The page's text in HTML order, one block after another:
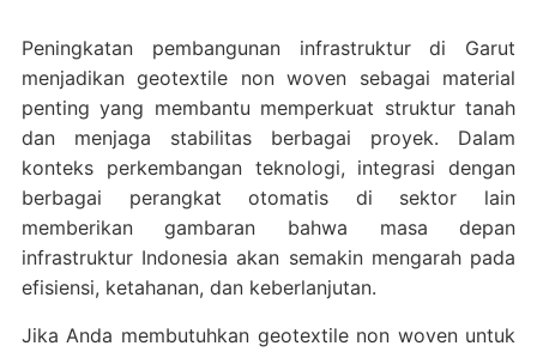
Peningkatan pembangunan infrastruktur di Garut
menjadikan geotextile non woven sebagai material
penting yang membantu memperkuat struktur tanah
dan menjaga stabilitas berbagai proyek. Dalam
konteks perkembangan teknologi, integrasi dengan
berbagai perangkat otomatis di sektor lain
memberikan gambaran bahwa masa depan
infrastruktur Indonesia akan semakin mengarah pada
efisiensi, ketahanan, dan keberlanjutan.
Jika Anda membutuhkan geotextile non woven untuk